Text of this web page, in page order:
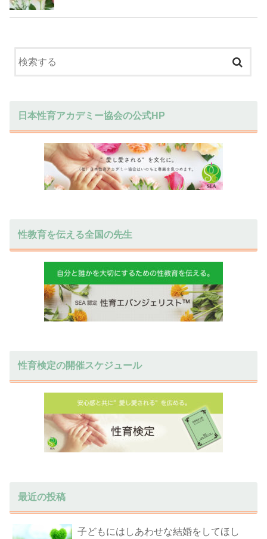
日本性育アカデミー協会の公式HP
性教育を伝える全国の先生
性育検定の開催スケジュール
最近の投稿
子どもにはしあわせな結婚をしてほし